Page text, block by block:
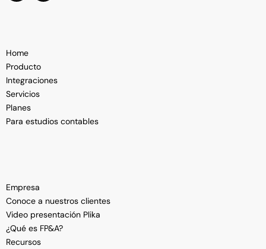
Home
Producto
Integraciones
Servicios
Planes
Para estudios contables
Empresa
Conoce a nuestros clientes
Video presentación Plika
¿Qué es FP&A?
Recursos